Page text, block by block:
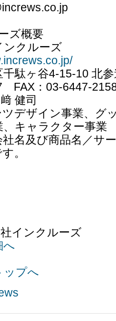
ズ概要
クルーズ
千駄ヶ谷4-15-10 北
FAX：03-6447-
健司
デザイン事業、グ
キャラクター事業
名及び商品名／サ
。
インクルーズ
へ
ップへ